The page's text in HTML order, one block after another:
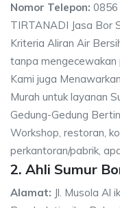
Nomor Telepon: 0856
TIRTANADI Jasa Bor
Kriteria Aliran Air
tanpa mengecewakan
Kami juga
Murah untuk layanan
Gedung-Gedung
Workshop, restoran,
perkantoran/pabrik,
2. Ahli Sumur
Alamat: Jl. Musola Al